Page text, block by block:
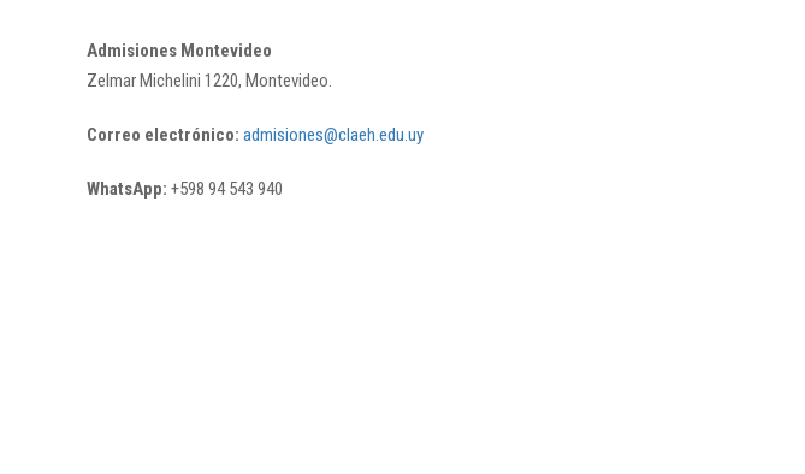
Admisiones Montevideo
Zelmar Michelini 1220, Montevideo.
Correo electrónico: admisiones@claeh.edu.uy
WhatsApp: +598 94 543 940